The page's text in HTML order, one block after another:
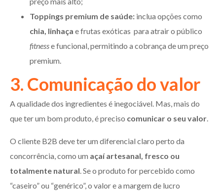
Toppings premium de saúde: inclua opções como
chia, linhaça e frutas exóticas para atrair o público
fitnesse funcional, permitindo a cobrança de um preço
premium.
3. Comunicação do valor
A qualidade dos ingredientes é inegociável. Mas, mais do
que ter um bom produto, é preciso comunicar o seu valor
O cliente B2B deve ter um diferencial claro perto da
concorrência, como um açaí artesanal, fresco ou
totalmente natural . Se o produto for percebido como
“caseiro” ou “genérico”, o valor e a margem de lucro